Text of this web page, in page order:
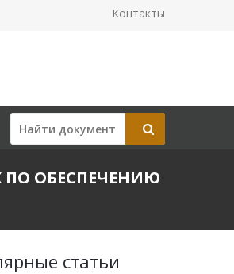
Контакты
ПО ОБЕСПЕЧЕНИЮ
статьи